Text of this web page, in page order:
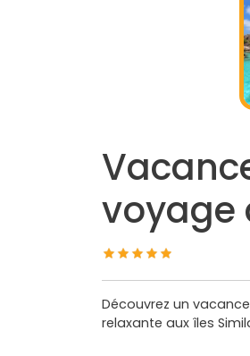
voyage
Découvrez un
relaxante aux îles